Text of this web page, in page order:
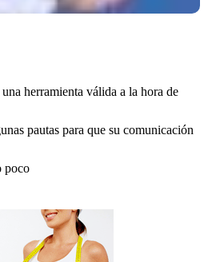
herramienta válida a la hora de
pautas para que su comunicación
poco